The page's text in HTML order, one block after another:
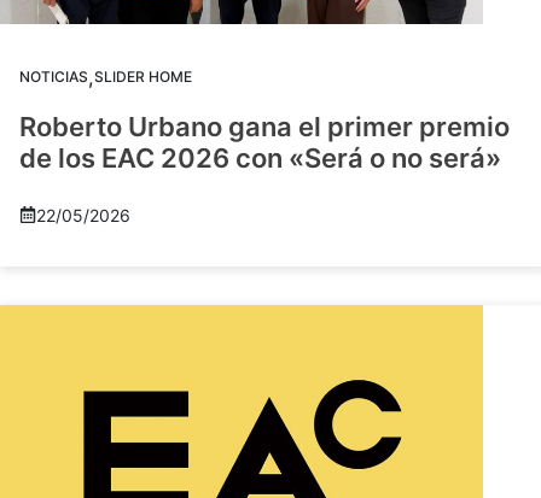
NOTICIAS,SLIDER HOME
Roberto Urbano gana el primer premio
de los EAC 2026 con «Será o no será»
22/05/2026